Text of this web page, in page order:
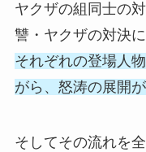
ヤクザの組同士の
讐・ヤクザの対決
それぞれの登場人
がら、怒涛の展開
そしてその流れを